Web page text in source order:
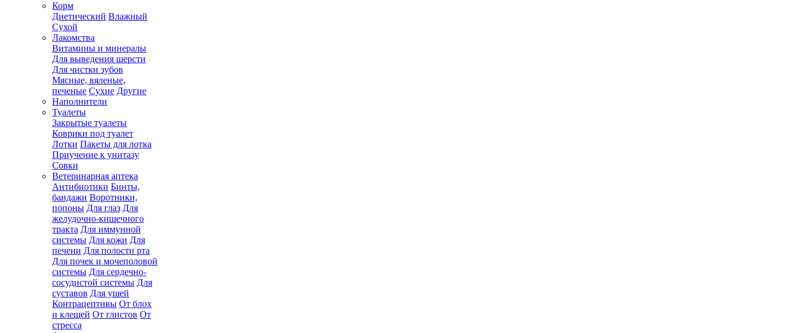
Корм
Диетический Влажный
Сухой
Лакомства
Витамины и минералы
Для выведения шерсти
Для чистки зубов
Мясные, вяленые,
печеные Сухие Другие
Наполнители
Туалеты
Закрытые туалеты
Коврики под туалет
Лотки Пакеты для лотка
Приучение к унитазу
Совки
Ветеринарная аптека
Антибиотики Бинты,
бандажи Воротники,
попоны Для глаз Для
желудочно-кишечного
тракта Для иммунной
системы Для кожи Для
печени Для полости рта
Для почек и мочеполовой
системы Для сердечно-
сосудистой системы Для
суставов Для ушей
Контрацептивы От блох
и клещей От глистов От
стресса